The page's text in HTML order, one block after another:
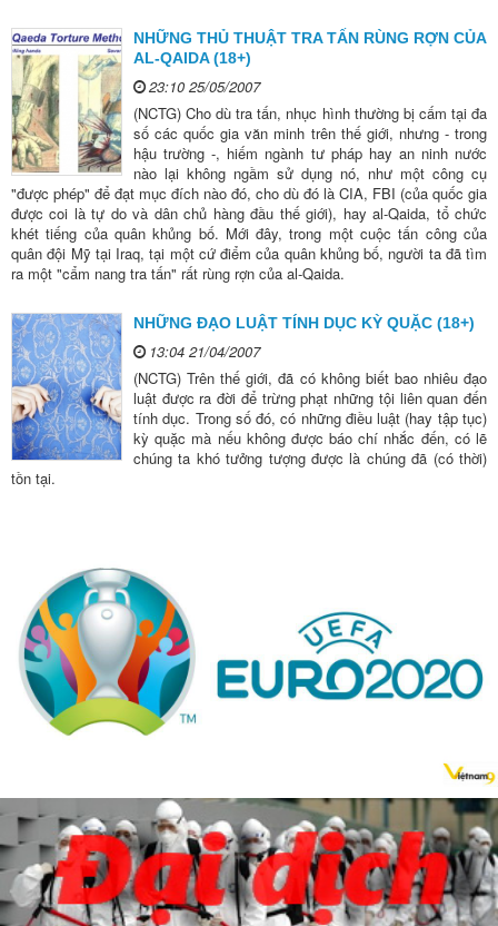
NHỮNG THỦ THUẬT TRA TẤN RÙNG RỢN CỦA
AL-QAIDA (18+)
23:10 25/05/2007
(NCTG) Cho dù tra tấn, nhục hình thường bị cấm tại đa
số các quốc gia văn minh trên thế giới, nhưng - trong
hậu trường -, hiếm ngành tư pháp hay an ninh nước
nào lại không ngầm sử dụng nó, như một công cụ
"được phép" để đạt mục đích nào đó, cho dù đó là CIA, FBI (của quốc gia
được coi là tự do và dân chủ hàng đầu thế giới), hay al-Qaida, tổ chức
khét tiếng của quân khủng bố. Mới đây, trong một cuộc tấn công của
quân đội Mỹ tại Iraq, tại một cứ điểm của quân khủng bố, người ta đã tìm
ra một "cẩm nang tra tấn" rất rùng rợn của al-Qaida.
NHỮNG ĐẠO LUẬT TÍNH DỤC KỲ QUẶC (18+)
13:04 21/04/2007
(NCTG) Trên thế giới, đã có không biết bao nhiêu đạo
luật được ra đời để trừng phạt những tội liên quan đến
tính dục. Trong số đó, có những điều luật (hay tập tục)
kỳ quặc mà nếu không được báo chí nhắc đến, có lẽ
chúng ta khó tưởng tượng được là chúng đã (có thời)
tồn tại.